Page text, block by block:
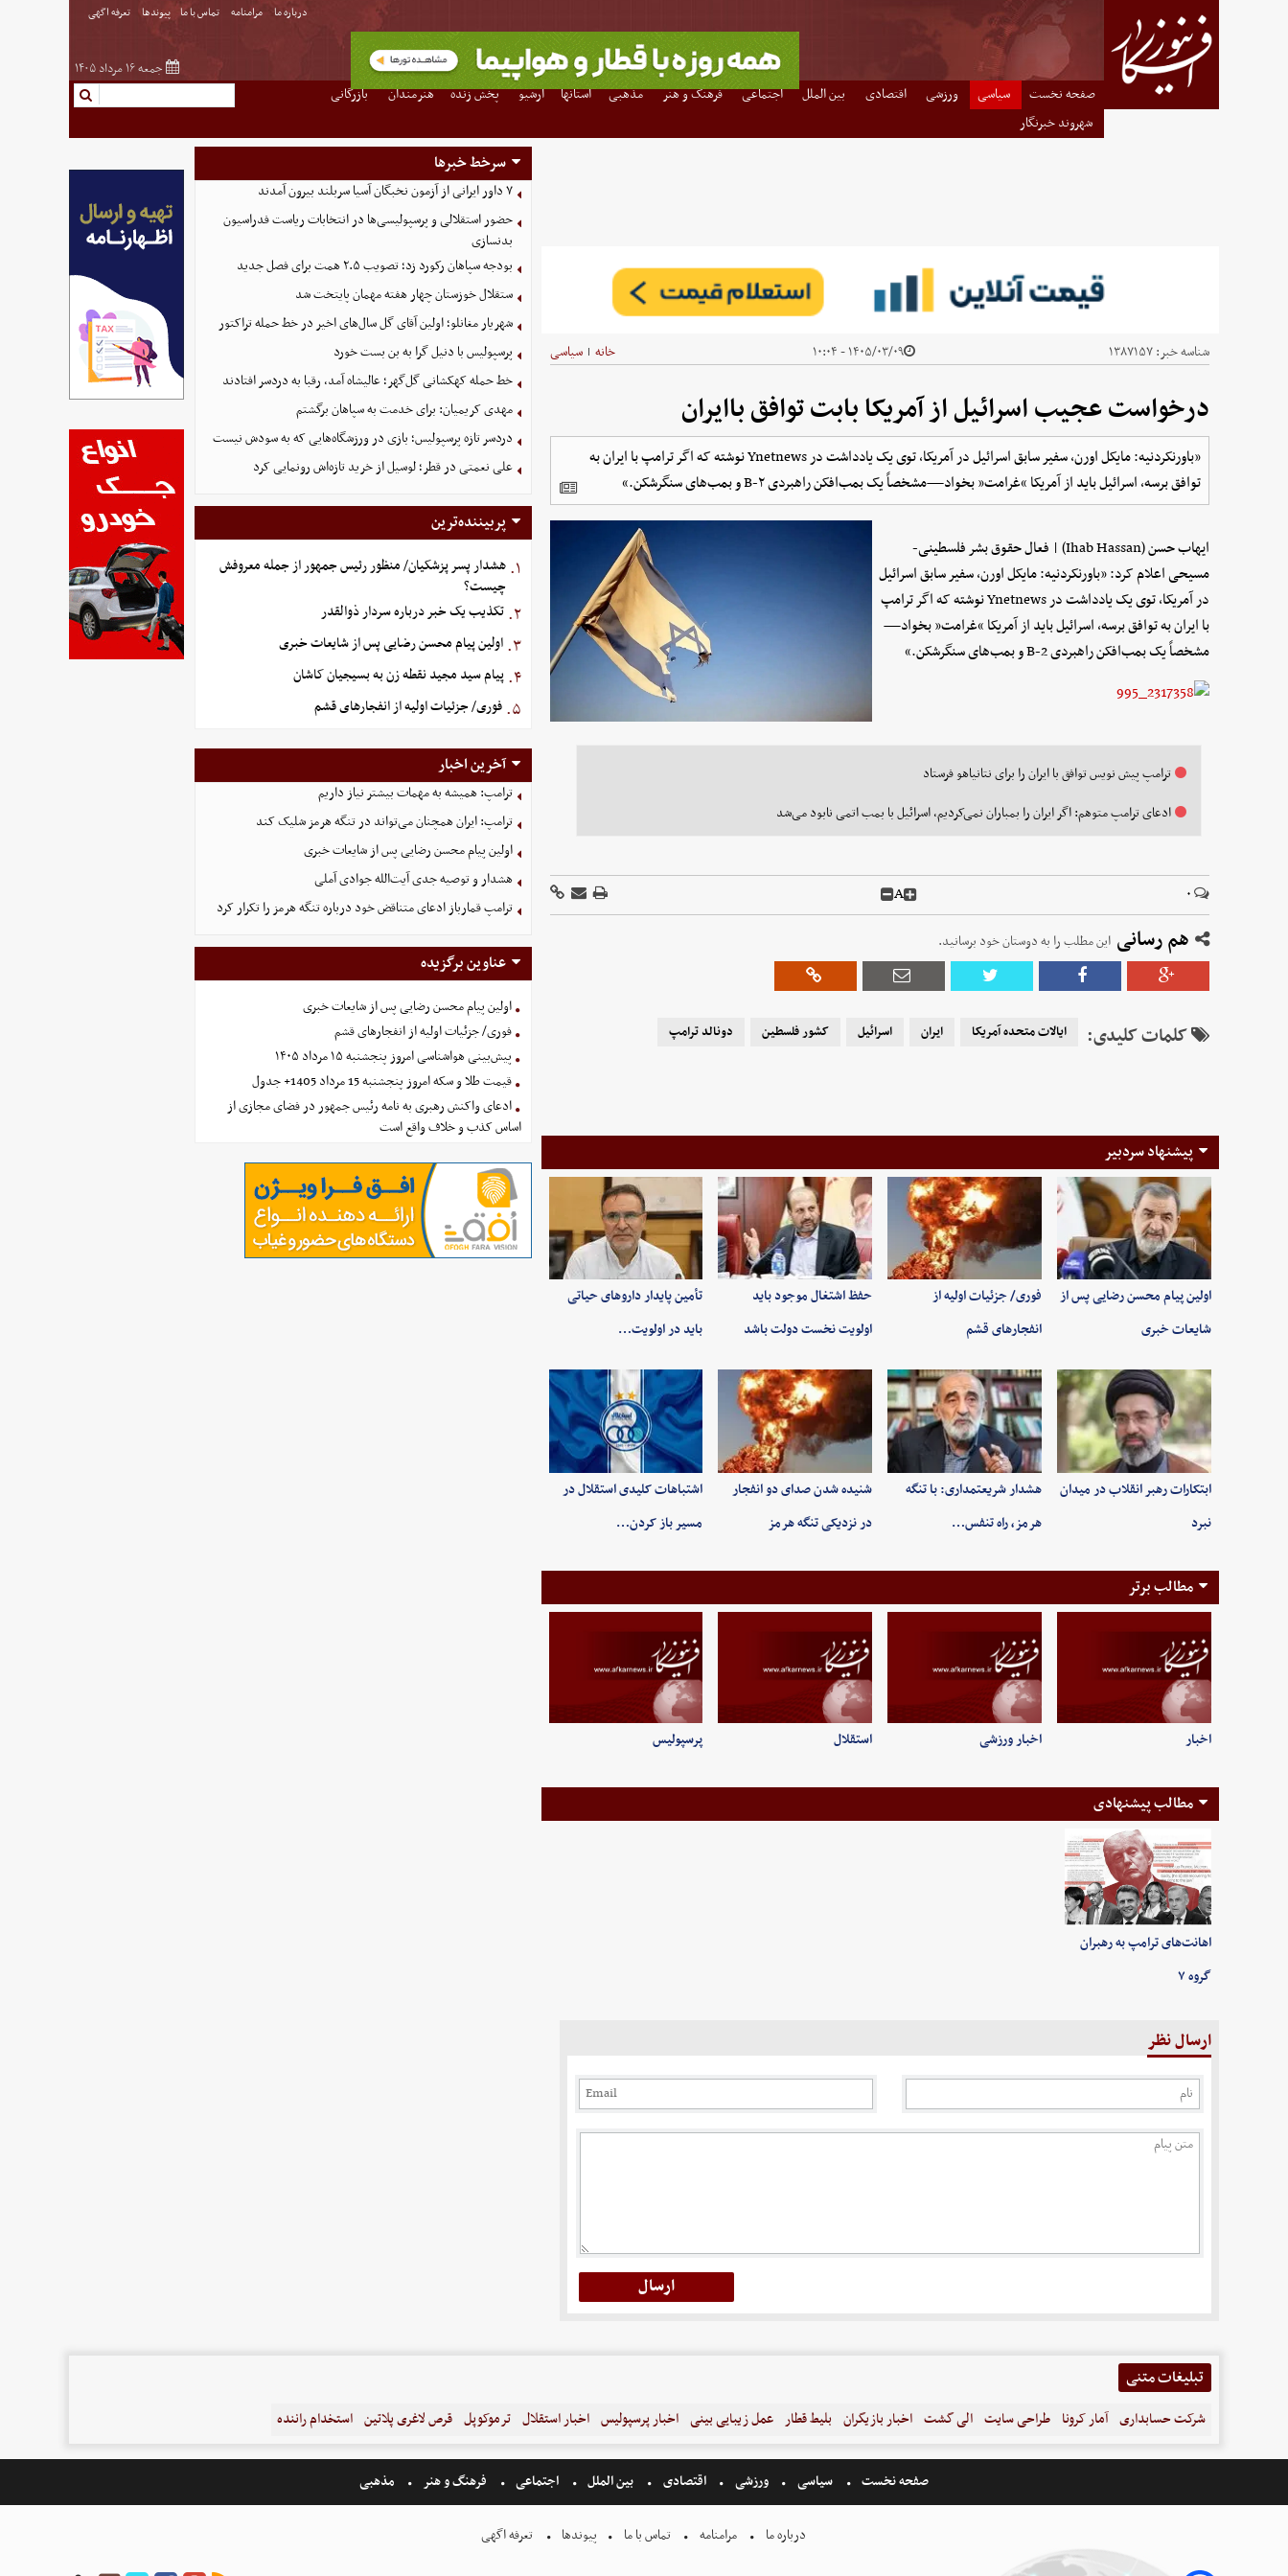
درباره ما مرامنامه تماس با ما پیوندها تعرفه اگهی
جمعه ۱۶ مرداد ۱۴۰۵
صفحه نخست سیاسی ورزشی اقتصادی بین الملل اجتماعی فرهنگ و هنر مذهبی استانها آرشیو پخش زنده هنرمندان
بازرگانی
شهروند خبرنگار
شناسه خبر:۱۳۸۷۱۵۷ ۱۴۰۵/۰۳/۰۹ - ۱۰:۰۴ خانه | سیاسی
درخواست عجیب اسرائیل از آمریکا بابت توافق باایران
«باورنکردنیه: مایکل اورن، سفیر سابق اسرائیل در آمریکا، توی یک یادداشت در Ynetnews نوشته که اگر ترامپ با ایران به
توافق برسه، اسرائیل باید از آمریکا “غرامت” بخواد—مشخصاً یک بمب‌افکن راهبردی B-۲ و بمب‌های سنگرشکن.»
ایهاب حسن (Ihab Hassan) | فعال حقوق بشر فلسطینی-
مسیحی اعلام کرد: «باورنکردنیه: مایکل اورن، سفیر سابق اسرائیل
در آمریکا، توی یک یادداشت در Ynetnews نوشته که اگر ترامپ
با ایران به توافق برسه، اسرائیل باید از آمریکا “غرامت” بخواد—
مشخصاً یک بمب‌افکن راهبردی B-2 و بمب‌های سنگرشکن.»
ترامپ پیش نویس توافق با ایران را برای نتانیاهو فرستاد
ادعای ترامپ متوهم: اگر ایران را بمباران نمی‌کردیم، اسرائیل با بمب اتمی نابود می‌شد
۰ A
هم رسانی این مطلب را به دوستان خود برسانید.
کلمات کلیدی: ایالات متحده آمریکا ایران اسرائیل کشور فلسطین دونالد ترامپ
پیشنهاد سردبیر
اولین پیام محسن رضایی پس از
شایعات خبری
فوری/ جزئیات اولیه از
انفجارهای قشم
حفظ اشتغال موجود باید
اولویت نخست دولت باشد
تأمین پایدار داروهای حیاتی
باید در اولویت…
ابتکارات رهبر انقلاب در میدان
نبرد
هشدار شریعتمداری: با تنگه
هرمز، راه تنفس…
شنیده شدن صدای دو انفجار
در نزدیکی تنگه هرمز
اشتباهات کلیدی استقلال در
مسیر باز کردن…
مطالب برتر
اخبار اخبار ورزشی استقلال پرسپولیس
مطالب پیشنهادی
اهانت‌های ترامپ به رهبران
گروه ۷
ارسال نظر
سرخط خبرها
۷ داور ایرانی از آزمون نخبگان آسیا سربلند بیرون آمدند
حضور استقلالی و پرسپولیسی‌ها در انتخابات ریاست فدراسیون
بدنسازی
بودجه سپاهان رکورد زد؛ تصویب ۲.۵ همت برای فصل جدید
ستقلال خوزستان چهار هفته مهمان پایتخت شد
شهریار مغانلو؛ اولین آقای گل سال‌های اخیر در خط حمله تراکتور
پرسپولیس با دنیل گرا به بن بست خورد
خط حمله کهکشانی گل‌گهر؛ عالیشاه آمد، رقبا به دردسر افتادند
مهدی کریمیان: برای خدمت به سپاهان برگشتم
دردسر تازه پرسپولیس؛ بازی در ورزشگاه‌هایی که به سودش نیست
علی نعمتی در قطر؛ لوسیل از خرید تازه‌اش رونمایی کرد
پربیننده‌ترین
۱. هشدار پسر پزشکیان/ منظور رئیس جمهور از جمله معروفش
چیست؟
۲. تکذیب یک خبر درباره سردار ذوالقدر
۳. اولین پیام محسن رضایی پس از شایعات خبری
۴. پیام سید مجید نقطه زن به بسیجیان کاشان
۵. فوری/ جزئیات اولیه از انفجارهای قشم
آخرین اخبار
ترامپ: همیشه به مهمات بیشتر نیاز داریم
ترامپ: ایران همچنان می‌تواند در تنگه هرمز شلیک کند
اولین پیام محسن رضایی پس از شایعات خبری
هشدار و توصیه جدی آیت‌الله جوادی آملی
ترامپ قمارباز ادعای متناقض خود درباره تنگه هرمز را تکرار کرد
عناوین برگزیده
اولین پیام محسن رضایی پس از شایعات خبری
فوری/ جزئیات اولیه از انفجارهای قشم
پیش‌بینی هواشناسی امروز پنجشنبه ۱۵ مرداد ۱۴۰۵
قیمت طلا و سکه امروز پنجشنبه 15 مرداد 1405+ جدول
ادعای واکنش رهبری به نامه رئیس جمهور در فضای مجازی از
اساس کذب و خلاف واقع است
تبلیغات متنی
شرکت حسابداری آمار کرونا طراحی سایت الی گشت اخبار بازیگران بلیط قطار عمل زیبایی بینی اخبار پرسپولیس اخبار استقلال ترموکوپل قرص لاغری پلاتین استخدام راننده
صفحه نخست سیاسی ورزشی اقتصادی بین الملل اجتماعی فرهنگ و هنر مذهبی
درباره ما مرامنامه تماس با ما پیوندها تعرفه اگهی